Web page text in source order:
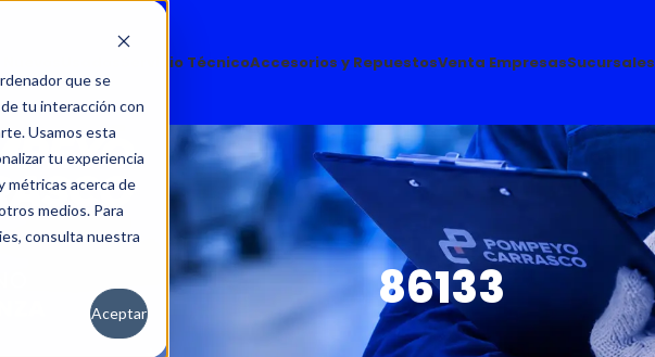
que se
tu interacción con
Usamos esta
tu experiencia
métricas acerca de
medios. Para
consulta nuestra
Aceptar
Servicio TécnicoAccesorios y RepuestosVenta EmpresasSucursales
86133